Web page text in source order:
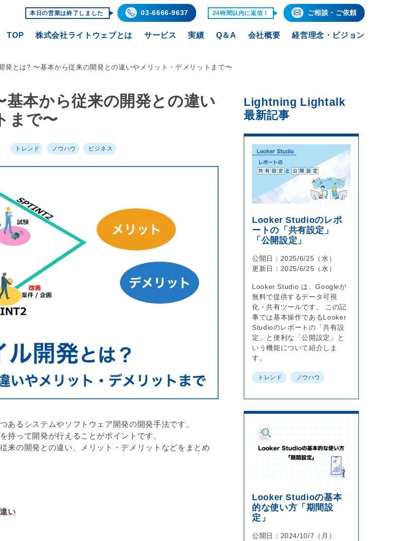
本日の営業は終了しました 03-6666-9637 24時間以内に返信！ ご相談・ご依頼
TOP 株式会社ライトウェブとは サービス 実績 Q＆A 会社概要 経営理念・ビジョン
発とは? 〜基本から従来の開発との違いやメリット・デメリットまで〜
本から従来の開発との違い
まで〜
トレンド ノウハウ ビジネス
あるシステムやソフトウェア開発の開発手法です。
持って開発が行えることがポイントです。
来の開発との違い、メリット・デメリットなどをまとめ
い
Lightning Lightalk
最新記事
Looker Studioのレポ
ートの「共有設定」
「公開設定」
公開日： 2025/6/25（水）
更新日： 2025/6/25（水）
Looker Studio は、Googleが
無料で提供するデータ可視
化・共有ツールです。 この記
事では基本操作であるLooker
Studioのレポートの「共有設
定」と便利な「公開設定」と
いう機能について紹介しま
す。
トレンド ノウハウ
Looker Studioの基本
的な使い方「期間設
定」
公開日： 2024/10/7（月）